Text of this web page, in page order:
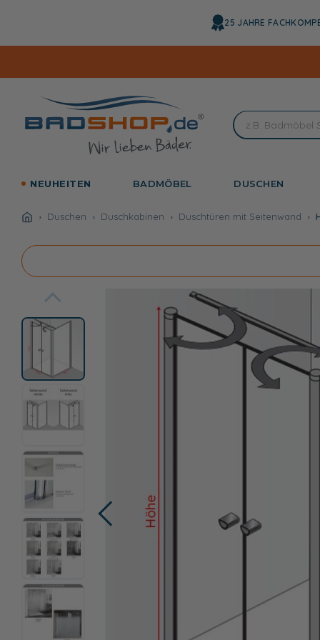
25 JAHRE
NEUHEITEN BADMÖBEL DUSCHEN
Duschen Duschkabinen Duschtüren mit Seitenwand